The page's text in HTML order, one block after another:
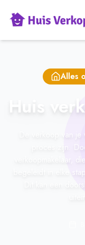
Alles
Huis
De verkoop van
proces zijn.
verkoopmakelaar,
begeleidt in elke
Dit kan een